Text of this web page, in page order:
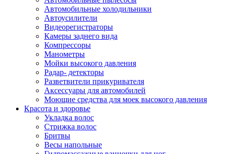
Автомобильные холодильники
Автоусилители
Видеорегистраторы
Камеры заднего вида
Компрессоры
Манометры
Мойки высокого давления
Радар- детекторы
Разветвители прикуривателя
Аксессуары для автомобилей
Моющие средства для моек высокого давления
Красота и здоровье
Укладка волос
Стрижка волос
Бритвы
Весы напольные